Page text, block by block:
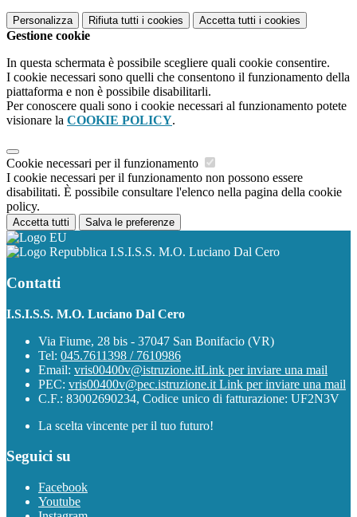
Personalizza Rifiuta tutti i cookies Accetta tutti i cookies
Gestione cookie
In questa schermata è possibile scegliere quali cookie consentire.
I cookie necessari sono quelli che consentono il funzionamento della
piattaforma e non è possibile disabilitarli.
Per conoscere quali sono i cookie necessari al funzionamento potete
visionare la COOKIE POLICY.
Cookie necessari per il funzionamento
I cookie necessari per il funzionamento non possono essere
disabilitati. È possibile consultare l'elenco nella pagina della cookie
policy.
Accetta tutti Salva le preferenze
I.S.I.S.S. M.O. Luciano Dal Cero
Contatti
I.S.I.S.S. M.O. Luciano Dal Cero
Via Fiume, 28 bis - 37047 San Bonifacio (VR)
Tel: 045.7611398 / 7610986
Email: vris00400v@istruzione.itLink per inviare una mail
PEC: vris00400v@pec.istruzione.it Link per inviare una mail
C.F.: 83002690234, Codice unico di fatturazione: UF2N3V
La scelta vincente per il tuo futuro!
Seguici su
Facebook
Youtube